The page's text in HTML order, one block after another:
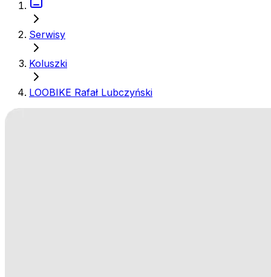
Serwisy
Koluszki
LOOBIKE Rafał Lubczyński